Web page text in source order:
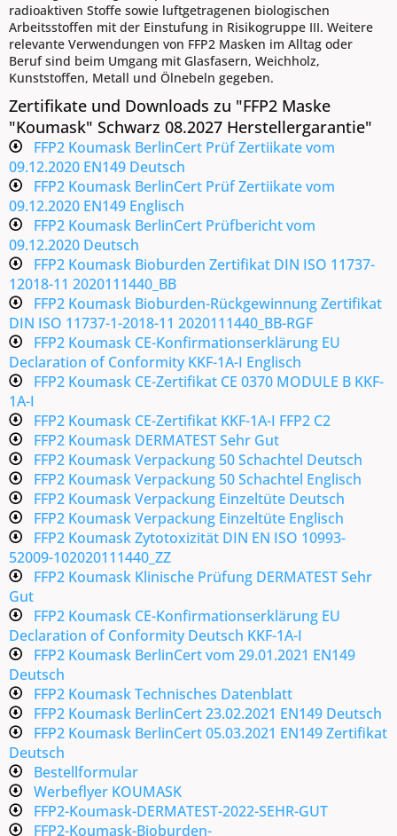
radioaktiven Stoffe sowie luftgetragenen biologischen
Arbeitsstoffen mit der Einstufung in Risikogruppe III. Weitere
relevante Verwendungen von FFP2 Masken im Alltag oder
Beruf sind beim Umgang mit Glasfasern, Weichholz,
Kunststoffen, Metall und Ölnebeln gegeben.
Zertifikate und Downloads zu "FFP2 Maske
"Koumask" Schwarz 08.2027 Herstellergarantie"
FFP2 Koumask BerlinCert Prüf Zertiikate vom
09.12.2020 EN149 Deutsch
FFP2 Koumask BerlinCert Prüf Zertiikate vom
09.12.2020 EN149 Englisch
FFP2 Koumask BerlinCert Prüfbericht vom
09.12.2020 Deutsch
FFP2 Koumask Bioburden Zertifikat DIN ISO 11737-
12018-11 2020111440_BB
FFP2 Koumask Bioburden-Rückgewinnung Zertifikat
DIN ISO 11737-1-2018-11 2020111440_BB-RGF
FFP2 Koumask CE-Konfirmationserklärung EU
Declaration of Conformity KKF-1A-I Englisch
FFP2 Koumask CE-Zertifikat CE 0370 MODULE B KKF-
1A-I
FFP2 Koumask CE-Zertifikat KKF-1A-I FFP2 C2
FFP2 Koumask DERMATEST Sehr Gut
FFP2 Koumask Verpackung 50 Schachtel Deutsch
FFP2 Koumask Verpackung 50 Schachtel Englisch
FFP2 Koumask Verpackung Einzeltüte Deutsch
FFP2 Koumask Verpackung Einzeltüte Englisch
FFP2 Koumask Zytotoxizität DIN EN ISO 10993-
52009-102020111440_ZZ
FFP2 Koumask Klinische Prüfung DERMATEST Sehr
Gut
FFP2 Koumask CE-Konfirmationserklärung EU
Declaration of Conformity Deutsch KKF-1A-I
FFP2 Koumask BerlinCert vom 29.01.2021 EN149
Deutsch
FFP2 Koumask Technisches Datenblatt
FFP2 Koumask BerlinCert 23.02.2021 EN149 Deutsch
FFP2 Koumask BerlinCert 05.03.2021 EN149 Zertifikat
Deutsch
Bestellformular
Werbeflyer KOUMASK
FFP2-Koumask-DERMATEST-2022-SEHR-GUT
FFP2-Koumask-Bioburden-